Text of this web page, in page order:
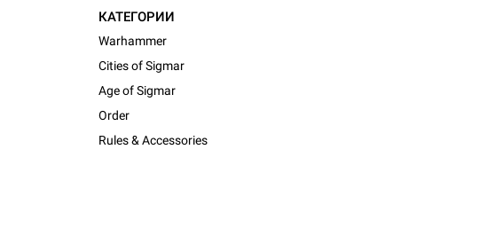
КАТЕГОРИИ
Warhammer
Cities of Sigmar
Age of Sigmar
Order
Rules & Accessories